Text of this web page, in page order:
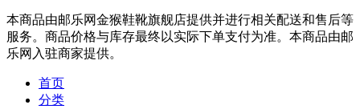
本商品由邮乐网金猴鞋靴旗舰店提供并进行相关配送和售后等
服务。商品价格与库存最终以实际下单支付为准。本商品由邮
乐网入驻商家提供。
首页
分类